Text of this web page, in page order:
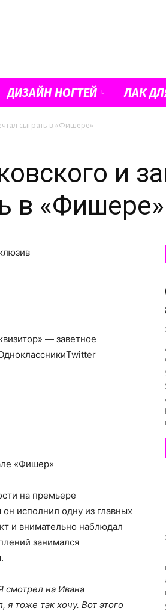
Французский
нем
ДИЗАЙН НОГТЕЙ ЛАК
сыграть в «Фишере»
и
в «Фишере»
— заветное
«Фишер»
на премьере
исполнил одну из главных
и внимательно наблюдал
занимался
смотрел на Ивана
я тоже так хочу. Вот этого